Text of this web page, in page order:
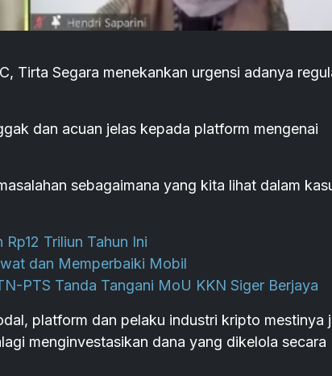
Tirta Segara menekankan urgensi adanya
dan acuan jelas kepada platform mengenai
sebagaimana yang kita lihat dalam
Triliun Tahun Ini
dan Memperbaiki Mobil
PTS Tanda Tangani MoU KKN Siger Berjaya
platform dan pelaku industri kripto mestinya
menginvestasikan dana yang dikelola secara